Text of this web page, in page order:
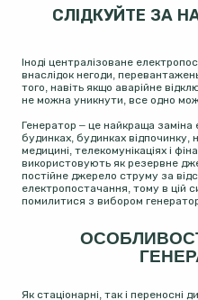
СЛІДКУЙТЕ ЗА
Іноді централізоване
внаслідок негоди,
того, навіть якщо аварійне
не можна уникнути, все одно
Генератор – це найкраща
будинках, будинках відпочинку,
медицині, телекомунікаціях і
використовують як резервне
постійне джерело струму за
електропостачання, тому в цій
помилитися з вибором
Як стаціонарні, так і переносні